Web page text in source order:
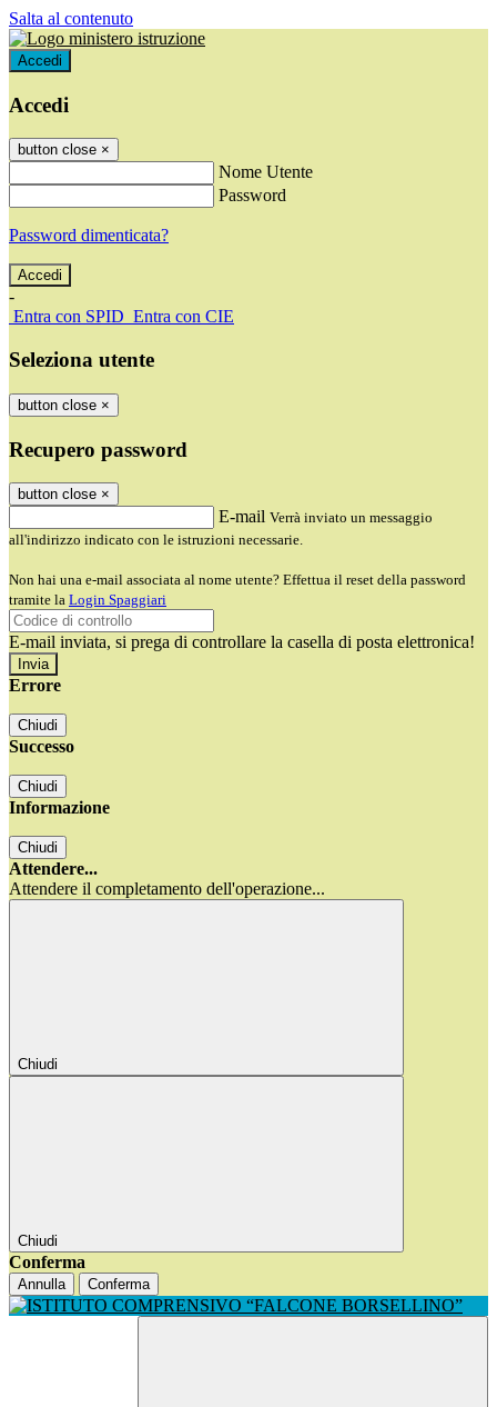
Salta al contenuto
Accedi
Accedi
button close ×
Nome Utente
Password
Password dimenticata?
-
Entra con SPID Entra con CIE
Seleziona utente
button close ×
Recupero password
button close ×
E-mail Verrà inviato un messaggio
all'indirizzo indicato con le istruzioni necessarie.
Non hai una e-mail associata al nome utente? Effettua il reset della password
tramite la Login Spaggiari
E-mail inviata, si prega di controllare la casella di posta elettronica!
Errore
Chiudi
Successo
Chiudi
Informazione
Chiudi
Attendere...
Attendere il completamento dell'operazione...
Chiudi
Chiudi
Conferma
Annulla Conferma